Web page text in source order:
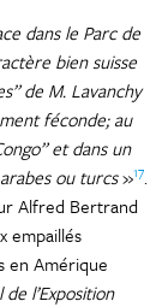
dans le Parc de
bien suisse
de M. Lavanchy
féconde; au
et dans un
ou turcs»17.
Alfred Bertrand
empaillés
en Amérique
l’Exposition